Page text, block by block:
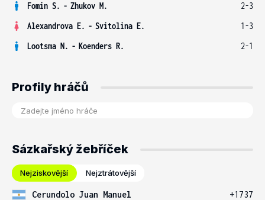
Fomin S. - Zhukov M.
2-3
Alexandrova E. - Svitolina E.
1-3
Lootsma N. - Koenders R. 2-1
Profily hráčů
Sázkařský žebříček
Nejziskovější Nejztrátovější
Cerundolo Juan Manuel
+1737